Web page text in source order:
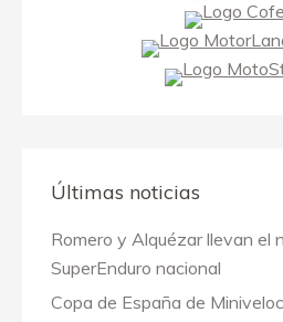
Últimas noticias
Romero y Alquézar llevan el
SuperEnduro nacional
Copa de España de